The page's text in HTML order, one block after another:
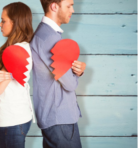
0908 780 404
RSS Tòa soạn Chính sách bảo
Toàn
trực: Hải Thành
Dũng
Hưng
Trung
GP - BTTTT cấp ngày 24.3.2020
về Báo Thanh Niên. Cấm sao
không có sự chấp thuận bằng văn
JSC.